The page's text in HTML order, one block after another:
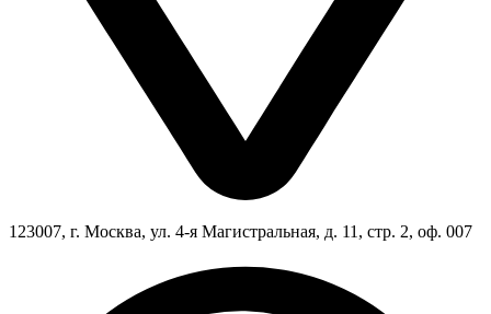
123007, г. Москва, ул. 4-я Магистральная, д. 11, стр. 2, оф. 007